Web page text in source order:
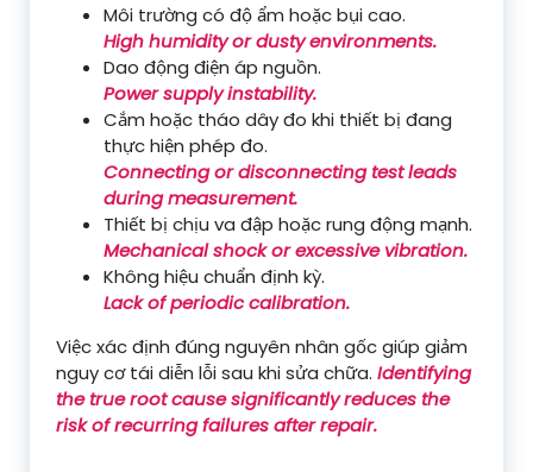
Môi trường có độ ẩm hoặc bụi cao.
High humidity or dusty environments.
Dao động điện áp nguồn.
Power supply instability.
Cắm hoặc tháo dây đo khi thiết bị đang
thực hiện phép đo.
Connecting or disconnecting test leads
during measurement.
Thiết bị chịu va đập hoặc rung động mạnh.
Mechanical shock or excessive vibration.
Không hiệu chuẩn định kỳ.
Lack of periodic calibration.
Việc xác định đúng nguyên nhân gốc giúp giảm
nguy cơ tái diễn lỗi sau khi sửa chữa. Identifying
the true root cause significantly reduces the
risk of recurring failures after repair.